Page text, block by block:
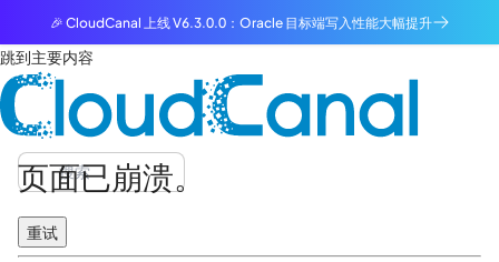
🎉 CloudCanal 上线 V6.3.0.0：Oracle 目标端写入性能大幅提升
跳到主要内容
页面已崩溃。
重试